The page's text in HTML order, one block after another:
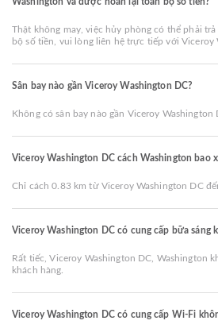
Thật không may, việc hủy phòng có thể phải
bộ số tiền, vui lòng liên hệ trực tiếp với Viceroy
Sân bay nào gần Viceroy Washington DC?
Không có sân bay nào gần Viceroy Washington
Viceroy Washington DC cách Washington bao
Chỉ cách 0.83 km từ Viceroy Washington DC
Viceroy Washington DC có cung cấp bữa sáng
Rất tiếc, Viceroy Washington DC, Washington
khách hàng.
Viceroy Washington DC có cung cấp Wi-Fi